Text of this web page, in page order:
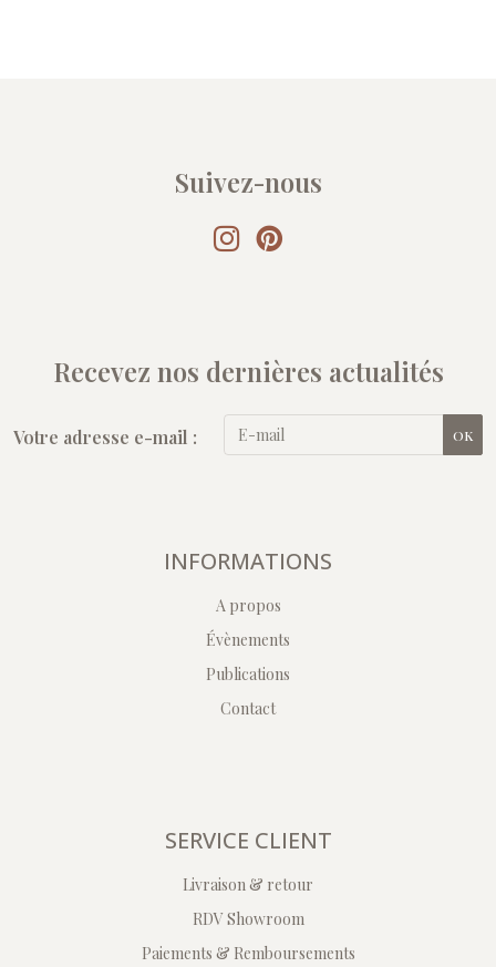
Suivez-nous
Recevez nos dernières actualités
Votre adresse e-mail : OK
INFORMATIONS
A propos
Évènements
Publications
Contact
SERVICE CLIENT
Livraison & retour
RDV Showroom
Paiements & Remboursements